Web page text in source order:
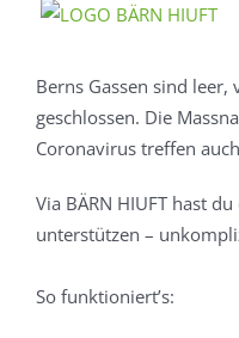
Zeige
Bild
Berns Gassen sind leer,
geschlossen. Die
Coronavirus treffen
Via BÄRN HIUFT hast
unterstützen –
So funktioniert’s: